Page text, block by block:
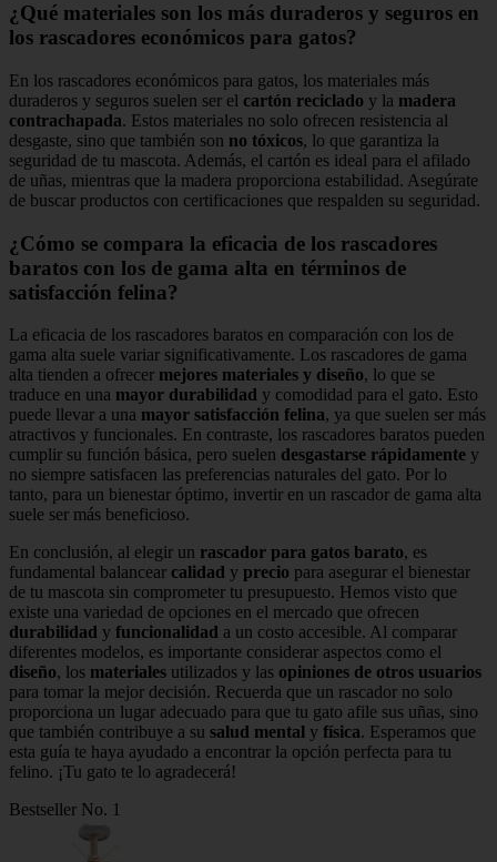
¿Qué materiales son los más duraderos y seguros en
los rascadores económicos para gatos?
En los rascadores económicos para gatos, los materiales más
duraderos y seguros suelen ser el cartón reciclado y la madera
contrachapada. Estos materiales no solo ofrecen resistencia al
desgaste, sino que también son no tóxicos, lo que garantiza la
seguridad de tu mascota. Además, el cartón es ideal para el afilado
de uñas, mientras que la madera proporciona estabilidad. Asegúrate
de buscar productos con certificaciones que respalden su seguridad.
¿Cómo se compara la eficacia de los rascadores
baratos con los de gama alta en términos de
satisfacción felina?
La eficacia de los rascadores baratos en comparación con los de
gama alta suele variar significativamente. Los rascadores de gama
alta tienden a ofrecer mejores materiales y diseño, lo que se
traduce en una mayor durabilidad y comodidad para el gato. Esto
puede llevar a una mayor satisfacción felina, ya que suelen ser más
atractivos y funcionales. En contraste, los rascadores baratos pueden
cumplir su función básica, pero suelen desgastarse rápidamente y
no siempre satisfacen las preferencias naturales del gato. Por lo
tanto, para un bienestar óptimo, invertir en un rascador de gama alta
suele ser más beneficioso.
En conclusión, al elegir un rascador para gatos barato, es
fundamental balancear calidad y precio para asegurar el bienestar
de tu mascota sin comprometer tu presupuesto. Hemos visto que
existe una variedad de opciones en el mercado que ofrecen
durabilidad y funcionalidad a un costo accesible. Al comparar
diferentes modelos, es importante considerar aspectos como el
diseño, los materiales utilizados y las opiniones de otros usuarios
para tomar la mejor decisión. Recuerda que un rascador no solo
proporciona un lugar adecuado para que tu gato afile sus uñas, sino
que también contribuye a su salud mental y física. Esperamos que
esta guía te haya ayudado a encontrar la opción perfecta para tu
felino. ¡Tu gato te lo agradecerá!
Bestseller No. 1